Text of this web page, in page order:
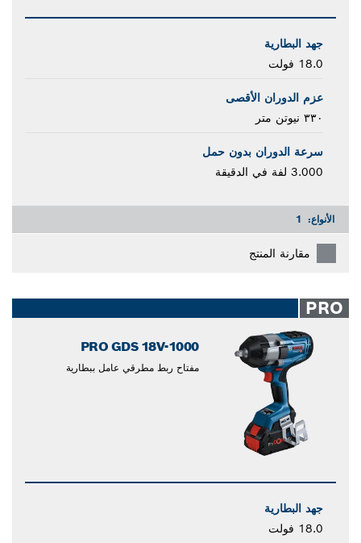
جهد البطارية
18.0 فولت
عزم الدوران الأقصى
٣٣٠ نيوتن متر
سرعة الدوران بدون حمل
3.000 لفة في الدقيقة
الأنواع: 1
مقارنة المنتج
PRO
PRO GDS 18V-1000
مفتاح ربط مطرقي عامل ببطارية
جهد البطارية
18.0 فولت